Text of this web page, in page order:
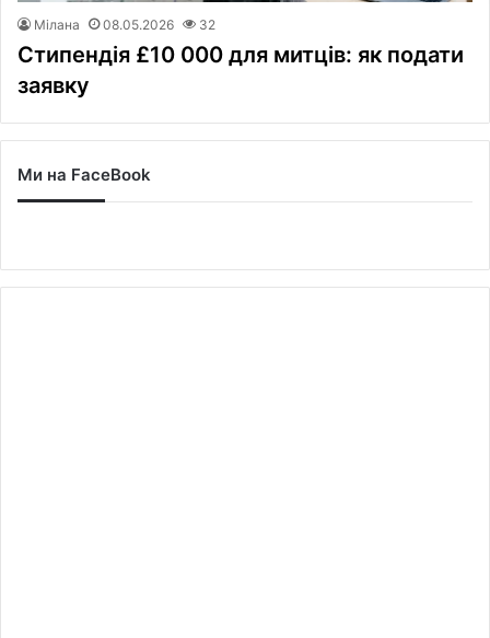
Мілана 08.05.2026 32
Стипендія £10 000 для митців: як подати
заявку
Ми на FaceBook